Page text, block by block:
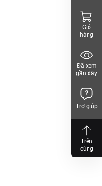
Giỏ
hàng
Đã xem
gần đây
Trợ giúp
Trên
cùng